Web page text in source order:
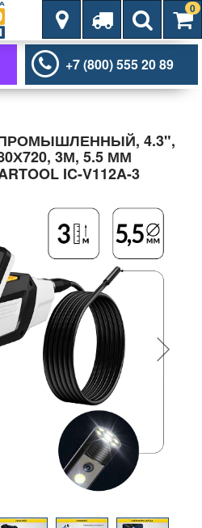
0
+7 (800) 555 20 89
4.3",
3М, 5.5 ММ
IC-V112A-3